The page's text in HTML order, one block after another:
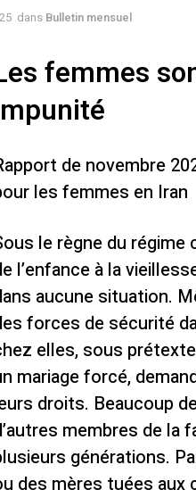
dans Bulletin mensuel
femmes
de novembre
les femmes en Iran
le règne du régime
l’enfance à la
aucune situation.
forces de sécurité
elles, sous
mariage forcé,
droits. Beaucoup
membres de la
générations.
des mères tuées